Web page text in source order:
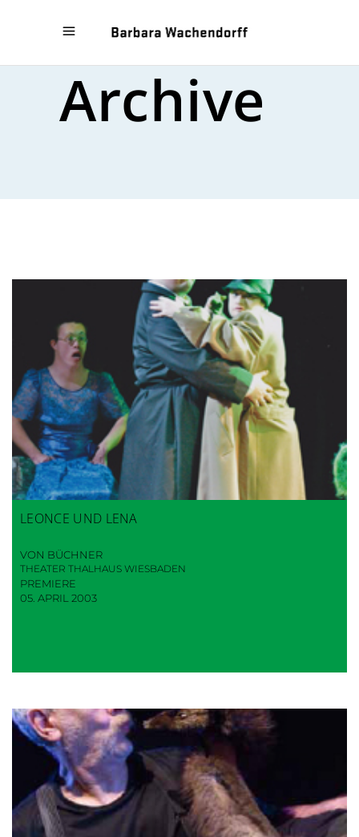
Archive
LEONCE UND LENA
VON BÜCHNER
THEATER THALHAUS WIESBADEN
PREMIERE
05. APRIL 2003